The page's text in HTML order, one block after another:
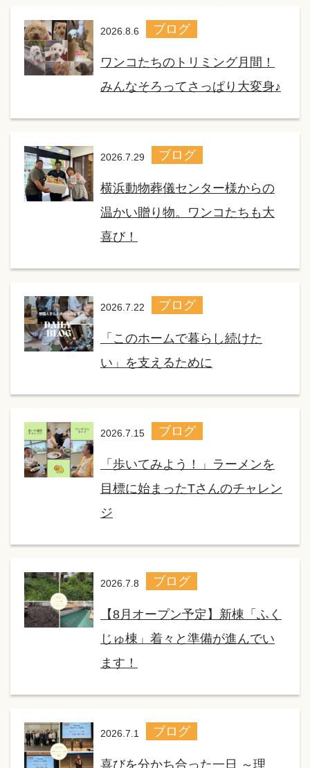
2026.8.6 ブログ
ワンコたちのトリミング月間！
みんなそろってさっぱり大変身♪
2026.7.29 ブログ
横浜動物葬儀センター様からの
温かい贈り物。ワンコたちも大
喜び！
2026.7.22 ブログ
「このホームで暮らし続けた
い」を支えるために
2026.7.15 ブログ
「歩いてみよう！」ラーメンを
目標に始まったTさんのチャレン
ジ
2026.7.8 ブログ
【8月オープン予定】新棟「ふく
じゅ棟」着々と準備が進んでい
ます！
2026.7.1 ブログ
喜びを分かち合った一日 ～理